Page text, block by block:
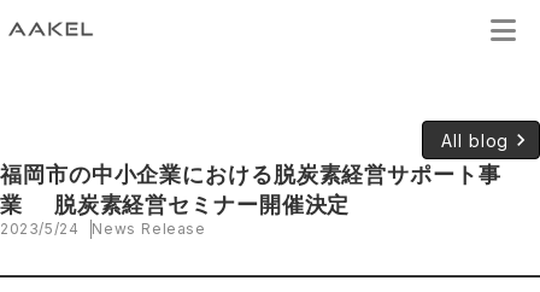
All blog keyboard_arrow_right
福岡市の中小企業における脱炭素経営サポート事
業 脱炭素経営セミナー開催決定
2023/5/24 News Release